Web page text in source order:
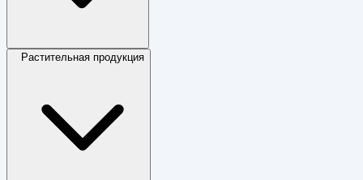
Растительная продукция